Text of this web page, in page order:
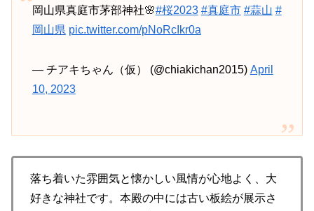
岡山県真庭市茅部神社🌸#桜2023 #真庭市 #蒜山 #
岡山県 pic.twitter.com/pNoRcIkr0a
— チアキちゃん（仮） (@chiakichan2015) April
10, 2023
落ち着いた雰囲気と懐かしい風情が心地よく、大
好きな神社です。本殿の中には古い板絵が展示さ